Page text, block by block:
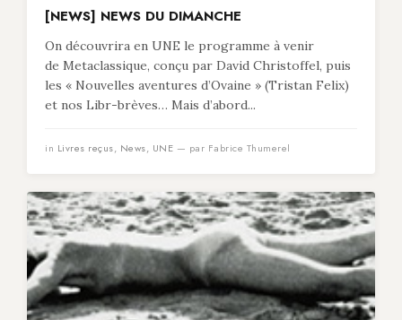
[NEWS] NEWS DU DIMANCHE
On découvrira en UNE le programme à venir
de Metaclassique, conçu par David Christoffel, puis
les « Nouvelles aventures d’Ovaine » (Tristan Felix)
et nos Libr-brèves… Mais d’abord...
in Livres reçus, News, UNE — par Fabrice Thumerel